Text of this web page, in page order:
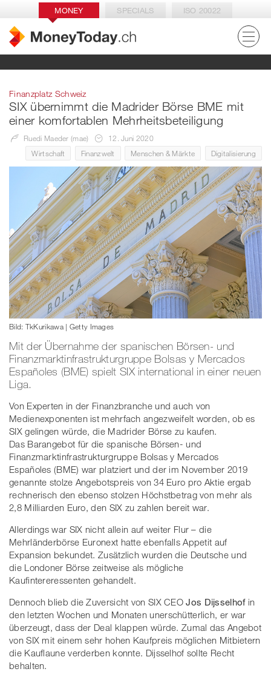
MONEY SPECIALS ISO 20022
Finanzplatz Schweiz
SIX übernimmt die Madrider Börse BME mit
einer komfortablen Mehrheitsbeteiligung
Ruedi Maeder (mae)
12. Juni 2020
Wirtschaft
Finanzwelt Menschen & Märkte Digitalisierung
Bild: TkKurikawa | Getty Images
Mit der Übernahme der spanischen Börsen- und
Finanzmarktinfrastrukturgruppe Bolsas y Mercados
Españoles (BME) spielt SIX international in einer neuen
Liga.
Von Experten in der Finanzbranche und auch von
Medienexponenten ist mehrfach angezweifelt worden, ob es
SIX gelingen würde, die Madrider Börse zu kaufen.
Das Barangebot für die spanische Börsen- und
Finanzmarktinfrastrukturgruppe Bolsas y Mercados
Españoles (BME) war platziert und der im November 2019
genannte stolze Angebotspreis von 34 Euro pro Aktie ergab
rechnerisch den ebenso stolzen Höchstbetrag von mehr als
2,8 Milliarden Euro, den SIX zu zahlen bereit war.
Allerdings war SIX nicht allein auf weiter Flur – die
Mehrländerbörse Euronext hatte ebenfalls Appetit auf
Expansion bekundet. Zusätzlich wurden die Deutsche und
die Londoner Börse zeitweise als mögliche
Kaufintereressenten gehandelt.
Dennoch blieb die Zuversicht von SIX CEOJos Dijsselhofin
den letzten Wochen und Monaten unerschütterlich, er war
überzeugt, dass der Deal klappen würde. Zumal das Angebot
von SIX mit einem sehr hohen Kaufpreis möglichen Mitbietern
die Kauflaune verderben konnte. Dijsselhof sollte Recht
behalten.